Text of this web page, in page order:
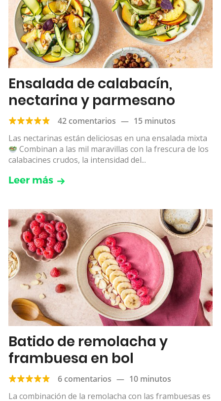
Ensalada de calabacín,
nectarina y parmesano
42 comentarios — 15 minutos
Las nectarinas están deliciosas en una ensalada mixta
Combinan a las mil maravillas con la frescura de los
calabacines crudos, la intensidad del...
Leer más
Batido de remolacha y
frambuesa en bol
6 comentarios — 10 minutos
La combinación de la remolacha con las frambuesas es